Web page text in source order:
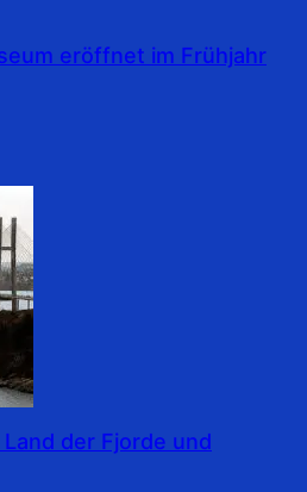
eröffnet im Frühjahr
der Fjorde und